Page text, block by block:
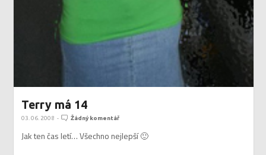
Terry má 14
03. 06. 2008 - Žádný komentář
Jak ten čas letí… Všechno nejlepší 🙂